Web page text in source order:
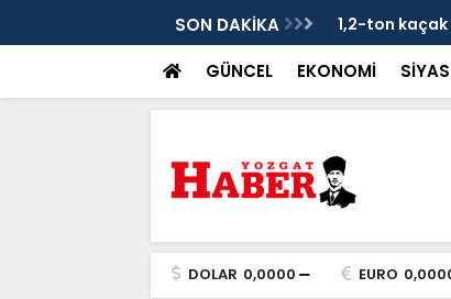
SON DAKİKA 1,2-ton
GÜNCEL EKONOMİ
DOLAR 0,0000 EURO